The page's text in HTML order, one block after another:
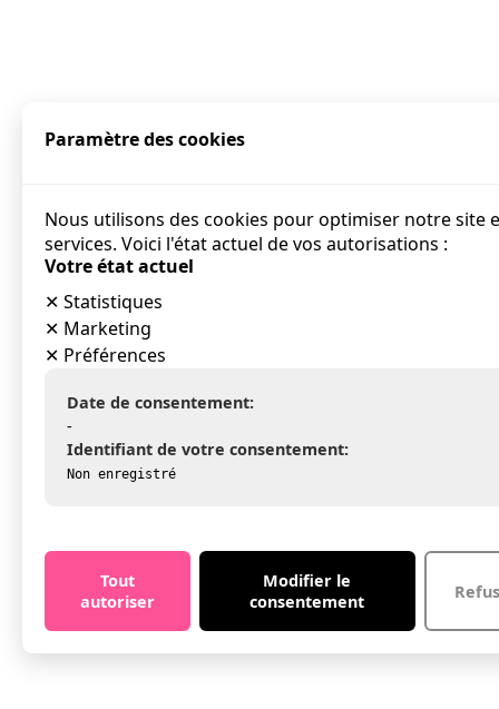
Paramètre des cookies
Nous utilisons des cookies pour optimiser notre site
services. Voici l'état actuel de vos autorisations :
Votre état actuel
✕ Statistiques
✕ Marketing
✕ Préférences
Date de consentement:
-
Identifiant de votre consentement:
Non enregistré
Tout
autoriser
Modifier le
consentement